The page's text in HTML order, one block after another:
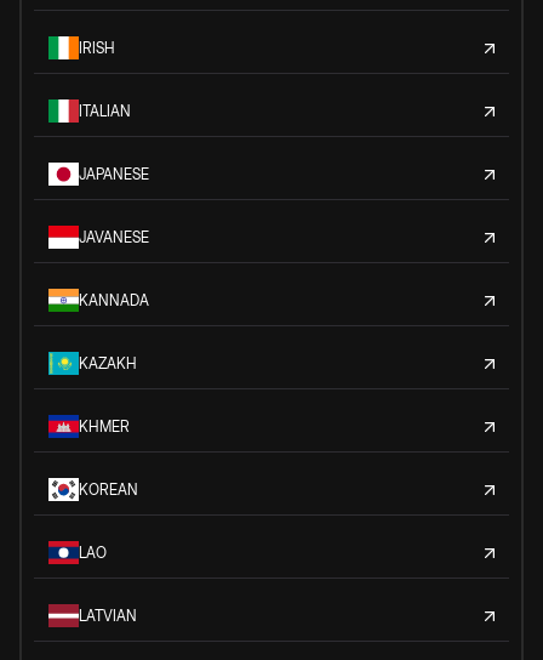
IRISH
ITALIAN
JAPANESE
JAVANESE
KANNADA
KAZAKH
KHMER
KOREAN
LAO
LATVIAN